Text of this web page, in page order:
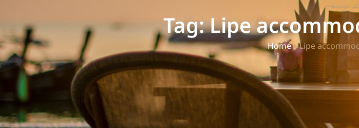
Ananya
Tag: Lipe
Home»Lipe